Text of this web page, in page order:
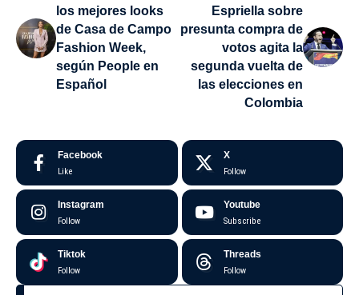
los mejores looks
de Casa de Campo
Fashion Week,
según People en
Español
Espriella sobre
presunta compra de
votos agita la
segunda vuelta de
las elecciones en
Colombia
Facebook
Like
X
Follow
Instagram
Follow
Youtube
Subscribe
Tiktok
Follow
Threads
Follow